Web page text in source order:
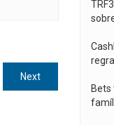
NextNext
post:
Bets